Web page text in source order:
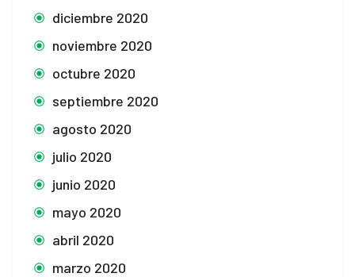
diciembre 2020
noviembre 2020
octubre 2020
septiembre 2020
agosto 2020
julio 2020
junio 2020
mayo 2020
abril 2020
marzo 2020